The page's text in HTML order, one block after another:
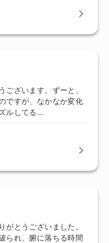
ございます。ずーと、
ですが、なかなか変化
ルしてる…
がとうございました。
られ、腑に落ちる時間